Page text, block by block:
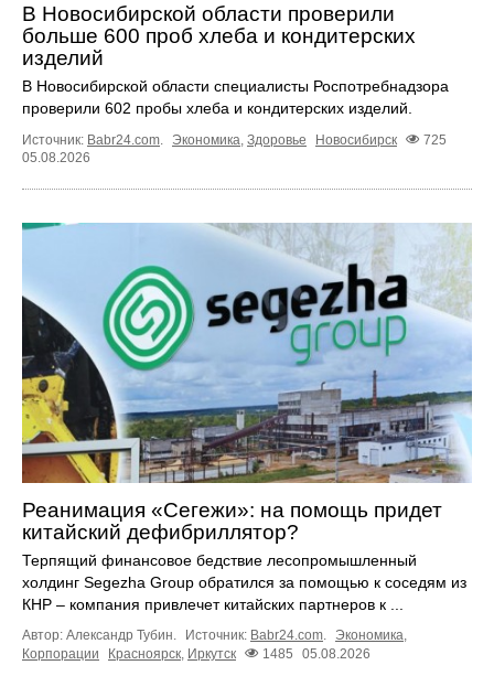
В Новосибирской области проверили
больше 600 проб хлеба и кондитерских
изделий
В Новосибирской области специалисты Роспотребнадзора
проверили 602 пробы хлеба и кондитерских изделий.
Источник: Babr24.com Экономика Здоровье Новосибирск
725
05.08.2026
Реанимация «Сегежи»: на помощь придет
китайский дефибриллятор?
Терпящий финансовое бедствие лесопромышленный
холдинг Segezha Group обратился за помощью к соседям из
КНР – компания привлечет китайских партнеров к ...
Автор: Александр Тубин. Источник: Babr24.com. Экономика,
Корпорации
Красноярск, Иркутск 1485 05.08.2026